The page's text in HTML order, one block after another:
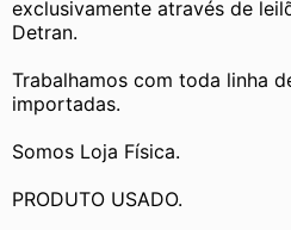
exclusivamente através de
Detran.
Trabalhamos com toda linha
importadas.
Somos Loja Física.
PRODUTO USADO.